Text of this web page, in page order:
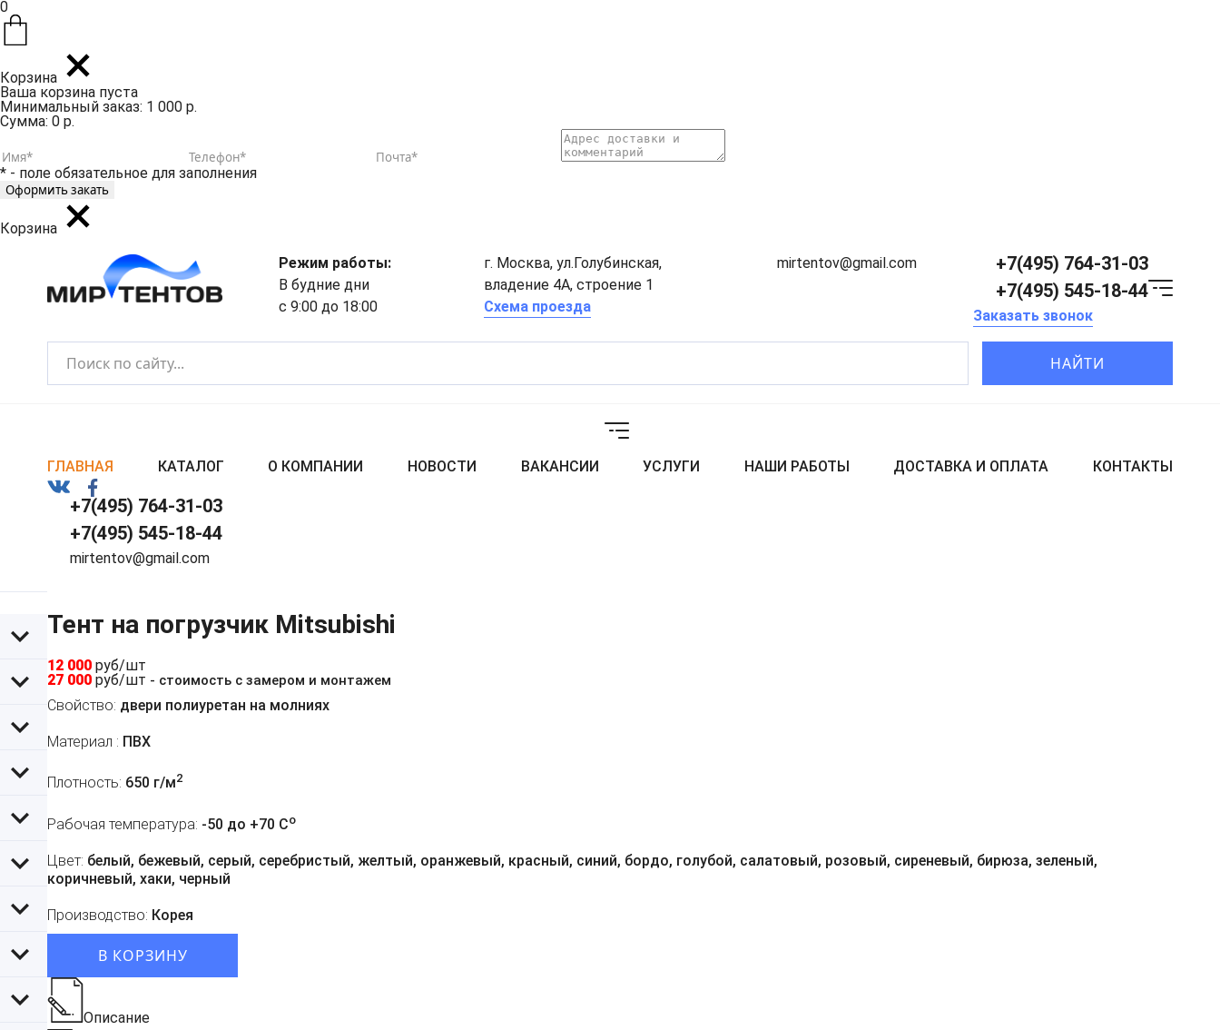
0
Корзина
Ваша корзина пуста
Минимальный заказ: 1 000 р.
Сумма: 0 р.
* - поле обязательное для заполнения
Корзина
Режим работы:
В будние дни
с 9:00 до 18:00
г. Москва, ул.Голубинская,
владение 4А, строение 1
Схема проезда
mirtentov@gmail.com
+7(495) 764-31-03
+7(495) 545-18-44
Заказать звонок
НАЙТИ
ГЛАВНАЯ КАТАЛОГ О КОМПАНИИ НОВОСТИ ВАКАНСИИ УСЛУГИ НАШИ РАБОТЫ ДОСТАВКА И ОПЛАТА КОНТАКТЫ
+7(495) 764-31-03
+7(495) 545-18-44
mirtentov@gmail.com
Тент на погрузчик Mitsubishi
12 000 руб/шт
27 000 руб/шт - стоимость с замером и монтажем
Свойство: двери полиуретан на молниях
Материал : ПВХ
Плотность: 650 г/м2
Рабочая температура: -50 до +70 Co
Цвет: белый, бежевый, серый, серебристый, желтый, оранжевый, красный, синий, бордо, голубой, салатовый, розовый, сиреневый, бирюза, зеленый,
коричневый, хаки, черный
Производство: Корея
В КОРЗИНУ
Описание